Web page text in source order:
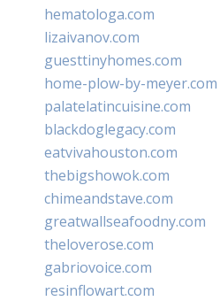
hematologa.com
lizaivanov.com
guesttinyhomes.com
home-plow-by-meyer.com
palatelatincuisine.com
blackdoglegacy.com
eatvivahouston.com
thebigshowok.com
chimeandstave.com
greatwallseafoodny.com
theloverose.com
gabriovoice.com
resinflowart.com